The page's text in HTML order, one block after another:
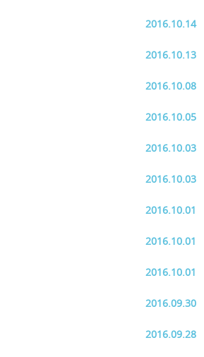
2016.10.14
2016.10.13
2016.10.08
2016.10.05
2016.10.03
2016.10.03
2016.10.01
2016.10.01
2016.10.01
2016.09.30
2016.09.28